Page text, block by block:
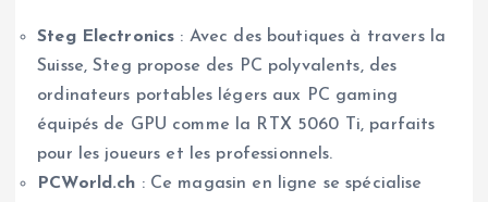
Steg Electronics : Avec des boutiques à travers la
Suisse, Steg propose des PC polyvalents, des
ordinateurs portables légers aux PC gaming
équipés de GPU comme la RTX 5060 Ti, parfaits
pour les joueurs et les professionnels.
PCWorld.ch : Ce magasin en ligne se spécialise